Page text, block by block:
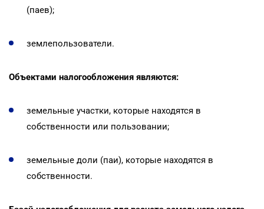
(паев);
землепользователи.
Объектами налогообложения являются:
земельные участки, которые находятся в
собственности или пользовании;
земельные доли (паи), которые находятся в
собственности.